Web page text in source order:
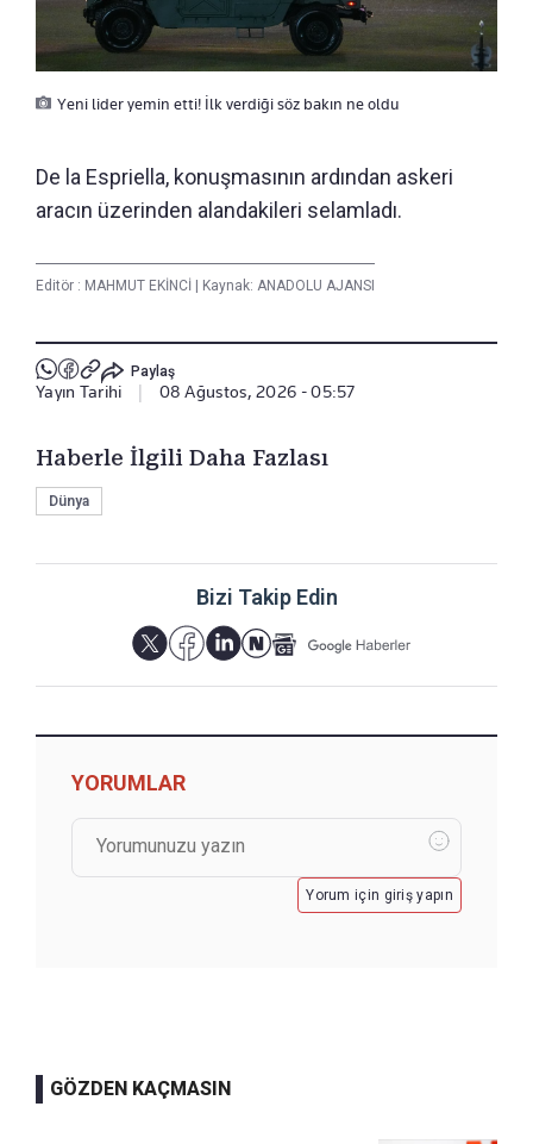
Yeni lider yemin etti! İlk verdiği söz bakın ne oldu
De la Espriella, konuşmasının ardından askeri
aracın üzerinden alandakileri selamladı.
Editör : MAHMUT EKİNCİ Kaynak: ANADOLU AJANSI
Paylaş
Yayın Tarihi 08 Ağustos, 2026 - 05:57
Haberle İlgili Daha Fazlası
Dünya
Bizi Takip Edin
YORUMLAR
Yorum için giriş yapın
GÖZDEN KAÇMASIN